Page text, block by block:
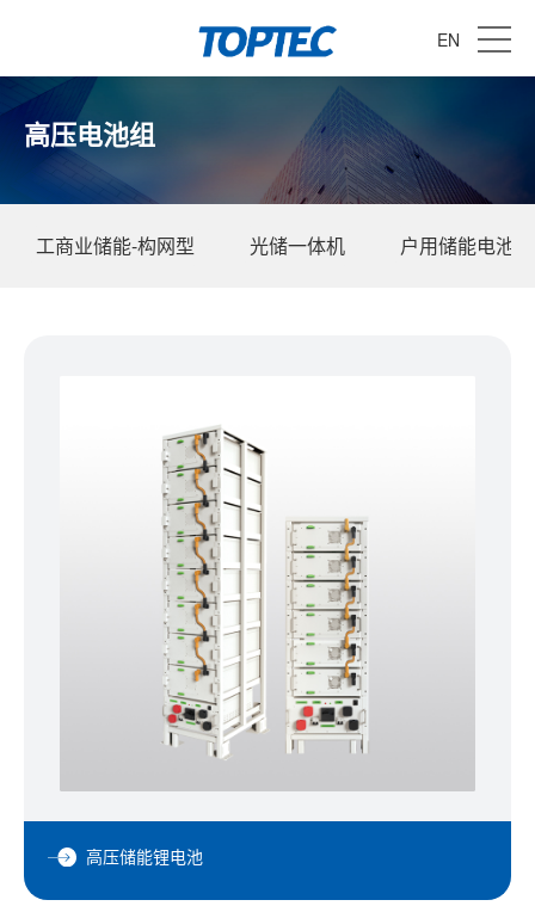
EN
高压电池组
工商业储能-构网型 光储一体机 户用储能电池组
高压储能锂电池